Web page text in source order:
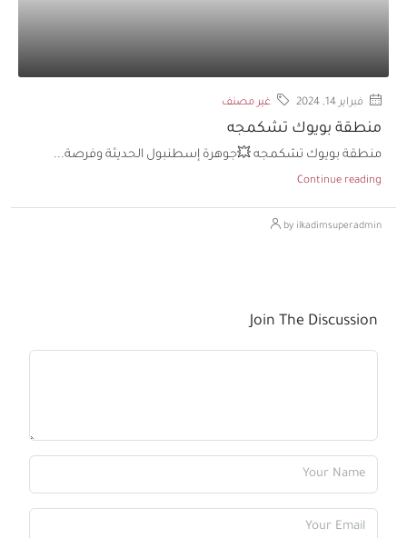
فبراير 14, 2024 غير مصنف
منطقة بويوك تشكمجه
منطقة بويوك تشكمجه 💥جوهرة إسطنبول الحديثة وفرصة...
Continue reading
by ilkadimsuperadmin
Join The Discussion